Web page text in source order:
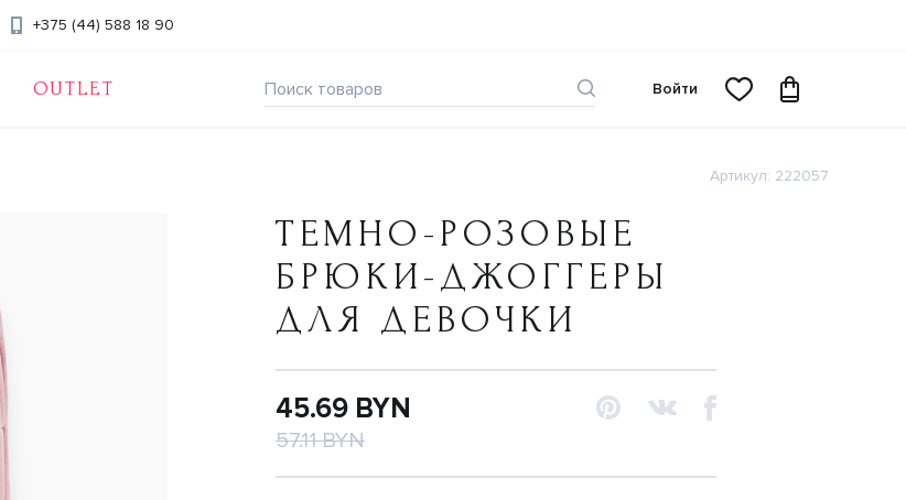
OUTLET
+375 (44) 588 18 90
Войти
Артикул: 222057
ТЕМНО-РОЗОВЫЕ
БРЮКИ-ДЖОГГЕРЫ
ДЛЯ ДЕВОЧКИ
45.69 BYN
57.11 BYN